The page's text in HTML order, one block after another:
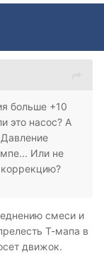
больше +10
это насос? А
Или не
смеси и
Т-мапа в
движок.